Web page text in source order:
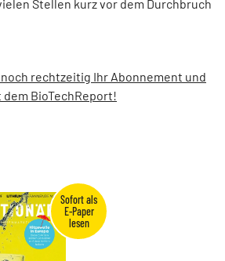
Stellen kurz vor dem Durchbruch
rechtzeitig Ihr Abonnement und
BioTechReport!